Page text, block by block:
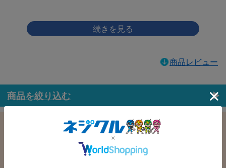
商品レビュー
商品を絞り込む
表面処理：三価ﾌﾞﾗｯｸ(黒)
長さ：20.0